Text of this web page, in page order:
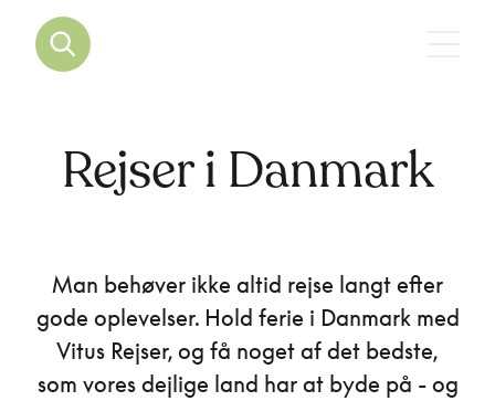
Rejser i Danmark
Man behøver ikke altid rejse langt efter
gode oplevelser. Hold ferie i Danmark med
Vitus Rejser, og få noget af det bedste,
som vores dejlige land har at byde på - og